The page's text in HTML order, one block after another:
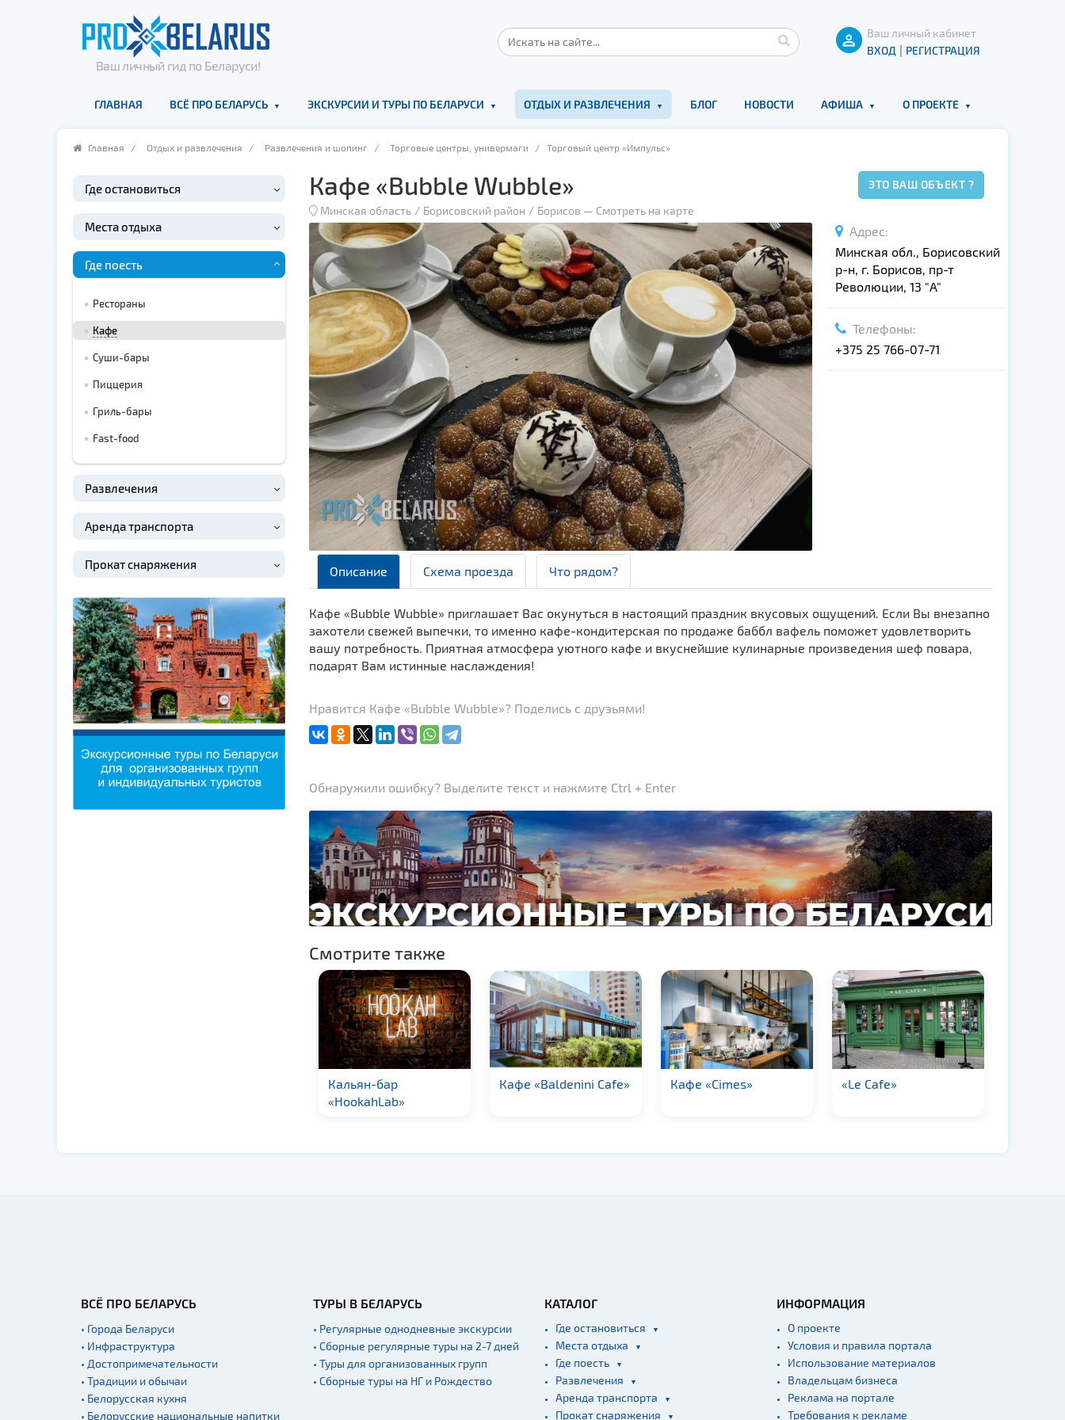
Ваш личный гид по Беларуси!
Ваш личный кабинет
ВХОД | РЕГИСТРАЦИЯ
ГЛАВНАЯ ВСЁ ПРО БЕЛАРУСЬ ЭКСКУРСИИ И ТУРЫ ПО БЕЛАРУСИ ОТДЫХ И РАЗВЛЕЧЕНИЯ БЛОГ НОВОСТИ АФИША О ПРОЕКТЕ
Главная / Отдых и развлечения / Развлечения и шопинг / Торговые центры, универмаги / Торговый центр «Импульс»
Где остановиться
Места отдыха
Где поесть
Рестораны
Кафе
Суши-бары
Пиццерия
Гриль-бары
Fast-food
Развлечения
Аренда транспорта
Прокат снаряжения
ЭТО ВАШ ОБЪЕКТ ?
Кафе «Bubble Wubble»
Минская область Борисовский район Борисов — Смотреть на карте
Адрес:
Минская обл., Борисовский
р-н, г. Борисов, пр-т
Революции, 13 "A"
Телефоны:
+375 25 766-07-71
Описание Схема проезда Что рядом?
Кафе «Bubble Wubble» приглашает Вас окунуться в настоящий праздник вкусовых ощущений. Если Вы внезапно
захотели свежей выпечки, то именно кафе-кондитерская по продаже баббл вафель поможет удовлетворить
вашу потребность. Приятная атмосфера уютного кафе и вкуснейшие кулинарные произведения шеф повара,
подарят Вам истинные наслаждения!
Нравится Кафе «Bubble Wubble»? Поделись с друзьями!
Обнаружили ошибку? Выделите текст и нажмите Ctrl + Enter
Смотрите также
Кальян-бар
«HookahLab»
Кафе «Baldenini Cafe» Кафе «Cimes» «Le Cafe»
ВСЁ ПРО БЕЛАРУСЬ
• Города Беларуси
• Инфраструктура
• Достопримечательности
• Традиции и обычаи
• Белорусская кухня
• Белорусские национальные напитки
ТУРЫ В БЕЛАРУСЬ
• Регулярные однодневные экскурсии
• Сборные регулярные туры на 2-7 дней
• Туры для организованных групп
• Сборные туры на НГ и Рождество
КАТАЛОГ
Где остановиться
Места отдыха
Где поесть
Развлечения
Аренда транспорта
Прокат снаряжения
ИНФОРМАЦИЯ
О проекте
Условия и правила портала
Использование материалов
Владельцам бизнеса
Реклама на портале
Требования к рекламе